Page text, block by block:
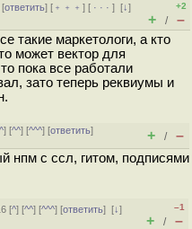
[ответить] [ ﹢﹢﹢] [ · · ·][↓]
+2
+ / –
такие маркетологи, а кто
может вектор для
пока все работали
зато теперь реквиумы и
^] [^^] [^^^] [ответить]
+ / –
нпм с ссл, гитом, подписями
[^] [^^] [^^^] [ответить][↓]
–1
+ / –